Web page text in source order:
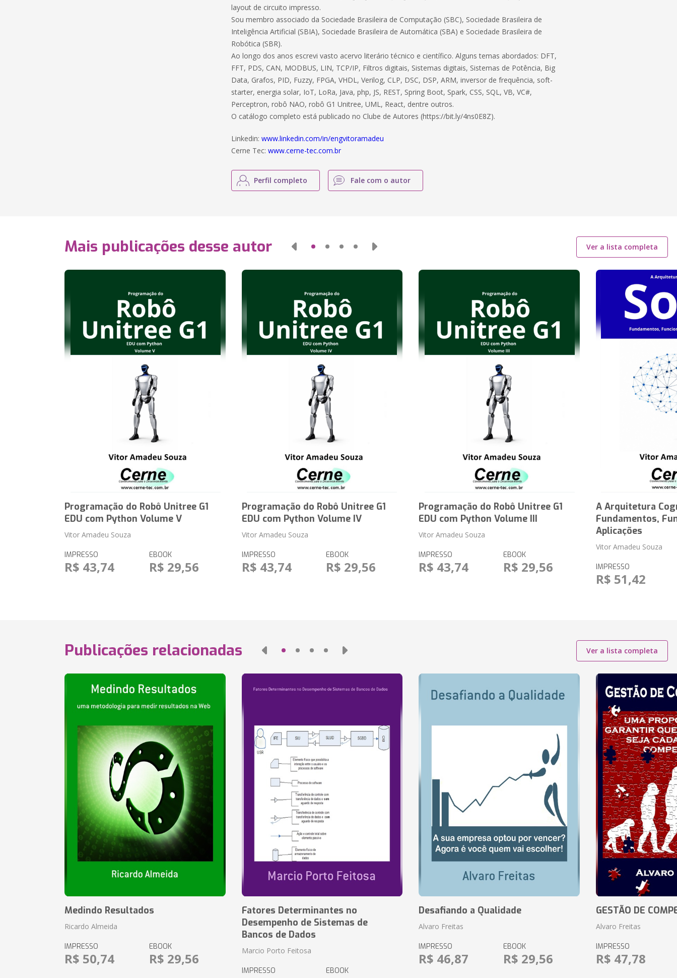
layout de circuito impresso.
Sou membro associado da Sociedade Brasileira de Computação (SBC), Sociedade Brasileira de
Inteligência Artificial (SBIA), Sociedade Brasileira de Automática (SBA) e Sociedade Brasileira de
Robótica (SBR).
Ao longo dos anos escrevi vasto acervo literário técnico e científico. Alguns temas abordados: DFT,
FFT, PDS, CAN, MODBUS, LIN, TCP/IP, Filtros digitais, Sistemas digitais, Sistemas de Potência, Big
Data, Grafos, PID, Fuzzy, FPGA, VHDL, Verilog, CLP, DSC, DSP, ARM, inversor de frequência, soft-
starter, energia solar, IoT, LoRa, Java, php, JS, REST, Spring Boot, Spark, CSS, SQL, VB, VC#,
Perceptron, robô NAO, robô G1 Unitree, UML, React, dentre outros.
O catálogo completo está publicado no Clube de Autores (https://bit.ly/4ns0E8Z).
Linkedin:www.linkedin.com/in/engvitoramadeu
Cerne Tec:www.cerne-tec.com.br
Perfil completo Fale com o autor
Mais publicações desse autor Ver a lista completa
Programação do Robô Unitree G1
EDU com Python Volume V
Vitor Amadeu Souza
IMPRESSO
R$ 43,74
EBOOK
R$ 29,56
Programação do Robô Unitree G1
EDU com Python Volume IV
Vitor Amadeu Souza
IMPRESSO
R$ 43,74
EBOOK
R$ 29,56
Programação do Robô Unitree G1
EDU com Python Volume III
Vitor Amadeu Souza
IMPRESSO
R$ 43,74
EBOOK
R$ 29,56
A Arquitetura
Fundamentos,
Aplicações
Vitor Amadeu Souza
IMPRESSO
R$ 51,42
Publicações relacionadas Ver a lista completa
Medindo Resultados
Ricardo Almeida
IMPRESSO
R$ 50,74
EBOOK
R$ 29,56
Fatores Determinantes no
Desempenho de Sistemas de
Bancos de Dados
Marcio Porto Feitosa
IMPRESSO EBOOK
Desafiando a Qualidade
Alvaro Freitas
IMPRESSO
R$ 46,87
EBOOK
R$ 29,56
GESTÃO DE
Alvaro Freitas
IMPRESSO
R$ 47,78